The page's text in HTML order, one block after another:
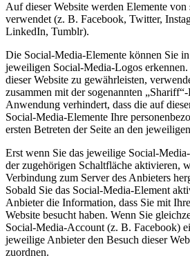
Auf dieser Website werden Elemente von
verwendet (z. B. Facebook, Twitter,
LinkedIn, Tumblr).
Die Social-Media-Elemente können Sie
jeweiligen Social-Media-Logos
dieser Website zu gewährleisten,
zusammen mit der sogenannten
Anwendung verhindert, dass die auf
Social-Media-Elemente Ihre
ersten Betreten der Seite an den
Erst wenn Sie das jeweilige Social-
der zugehörigen Schaltfläche aktivieren,
Verbindung zum Server des Anbieters
Sobald Sie das Social-Media-Element
Anbieter die Information, dass Sie mit
Website besucht haben. Wenn Sie
Social-Media-Account (z. B. Facebook)
jeweilige Anbieter den Besuch dieser
zuordnen.